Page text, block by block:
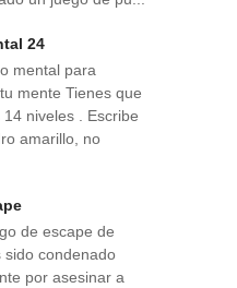
24
mental para
mente Tienes que
niveles . Escribe
amarillo, no
de escape de
sido condenado
por asesinar a